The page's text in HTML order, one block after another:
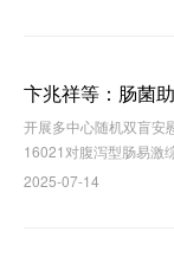
卞兆祥等：肠菌
开展多中心随机双盲安
16021对腹泻型肠易激
作用机制，结合临床试
2025-07-14